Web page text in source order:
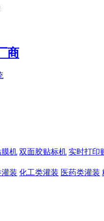
商
膜机 双面胶贴标机 实时打印
装 化工类灌装 医药类灌装